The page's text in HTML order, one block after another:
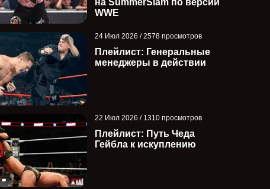
Результаты AEW Grand Slam
Mexico 2026
Как матч титулы
титулов повлиял
телевизионные
WWE
24 Июл 2026 / 2578 просмотров
Плейлист: Генеральные
менеджеры в действии
22 Июл 2026 / 1310 просмотров
Плейлист: Путь Чеда
Гейбла к искуплению